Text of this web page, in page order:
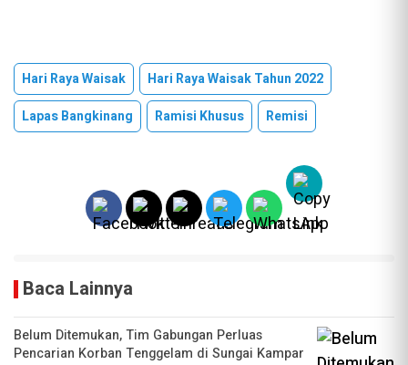
Hari Raya Waisak
Hari Raya Waisak Tahun 2022
Lapas Bangkinang
Ramisi Khusus Remisi
Baca Lainnya
Belum Ditemukan, Tim Gabungan Perluas
Pencarian Korban Tenggelam di Sungai Kampar